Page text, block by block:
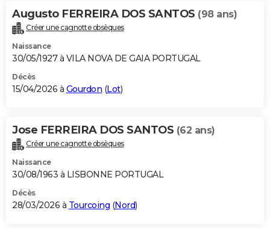
Augusto FERREIRA DOS SANTOS (98 ans)
Créer une cagnotte obsèques
Naissance
30/05/1927 à VILA NOVA DE GAIA PORTUGAL
Décès
15/04/2026 à Gourdon (Lot)
Jose FERREIRA DOS SANTOS (62 ans)
Créer une cagnotte obsèques
Naissance
30/08/1963 à LISBONNE PORTUGAL
Décès
28/03/2026 à Tourcoing (Nord)